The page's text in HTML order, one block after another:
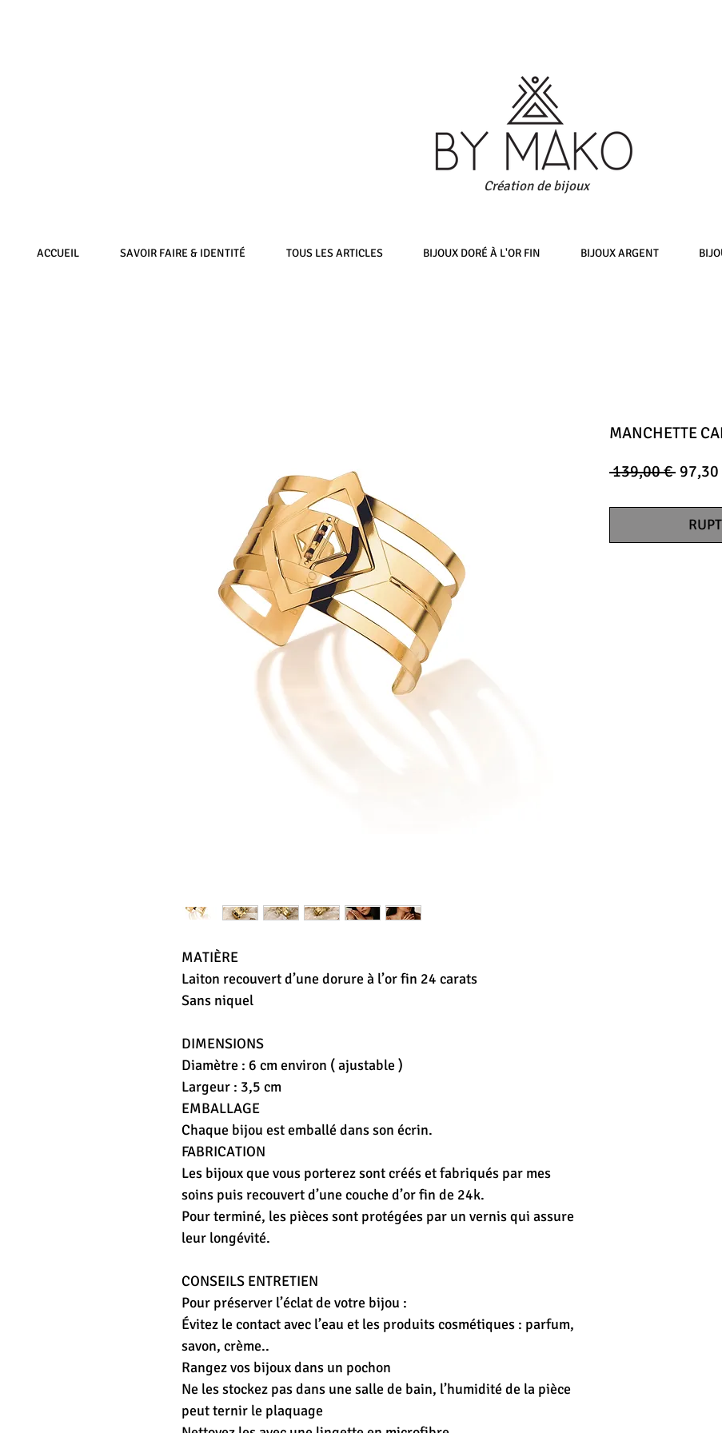
Création de bijoux
ACCUEIL SAVOIR FAIRE & IDENTITÉ TOUS LES ARTICLES BIJOUX DORÉ À L'OR FIN BIJOUX ARGENT
MATIÈRE
Laiton recouvert d’une dorure à l’or fin 24 carats
Sans niquel
DIMENSIONS
Diamètre : 6 cm environ ( ajustable )
Largeur : 3,5 cm
EMBALLAGE
Chaque bijou est emballé dans son écrin.
FABRICATION
Les bijoux que vous porterez sont créés et fabriqués par mes
soins puis recouvert d’une couche d’or fin de 24k.
Pour terminé, les pièces sont protégées par un vernis qui assure
leur longévité.
CONSEILS ENTRETIEN
Pour préserver l’éclat de votre bijou :
Évitez le contact avec l’eau et les produits cosmétiques : parfum,
savon, crème..
Rangez vos bijoux dans un pochon
Ne les stockez pas dans une salle de bain, l’humidité de la pièce
peut ternir le plaquage
MANCHETTE
139,00 € Prix
97,30